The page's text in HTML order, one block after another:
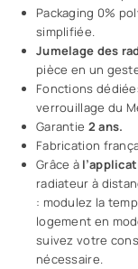
Packaging 0%
simplifiée.
Jumelage des
pièce en un
Fonctions
verrouillage du
Garantie 2 ans.
Fabrication
Grâce à
radiateur à
: modulez la
logement en
suivez votre
nécessaire.